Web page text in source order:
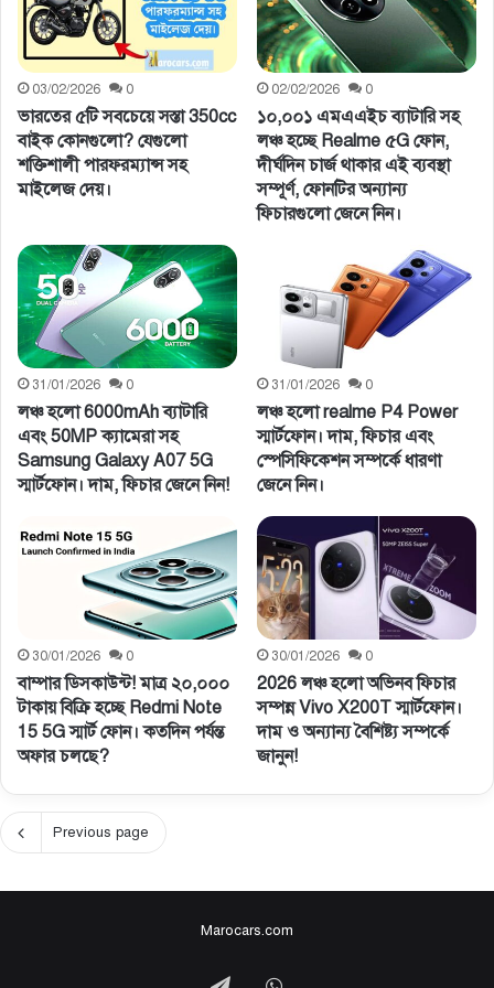
03/02/2026 0
ভারতের ৫টি সবচেয়ে সস্তা 350cc
বাইক কোনগুলো? যেগুলো
শক্তিশালী পারফরম্যান্স সহ
মাইলেজ দেয়।
02/02/2026 0
১০,০০১ এমএএইচ ব্যাটারি সহ
লঞ্চ হচ্ছে Realme ৫G ফোন,
দীর্ঘদিন চার্জ থাকার এই ব্যবস্থা
সম্পূর্ণ, ফোনটির অন্যান্য
ফিচারগুলো জেনে নিন।
31/01/2026 0
লঞ্চ হলো 6000mAh ব্যাটারি
এবং 50MP ক্যামেরা সহ
Samsung Galaxy A07 5G
স্মার্টফোন। দাম, ফিচার জেনে নিন!
31/01/2026 0
লঞ্চ হলো realme P4 Power
স্মার্টফোন। দাম, ফিচার এবং
স্পেসিফিকেশন সম্পর্কে ধারণা
জেনে নিন।
30/01/2026 0
বাম্পার ডিসকাউন্ট! মাত্র ২০,০০০
টাকায় বিক্রি হচ্ছে Redmi Note
15 5G স্মার্ট ফোন। কতদিন পর্যন্ত
অফার চলছে?
30/01/2026 0
2026 লঞ্চ হলো অভিনব ফিচার
সম্পন্ন Vivo X200T স্মার্টফোন।
দাম ও অন্যান্য বৈশিষ্ট্য সম্পর্কে
জানুন!
Previous page
Marocars.com